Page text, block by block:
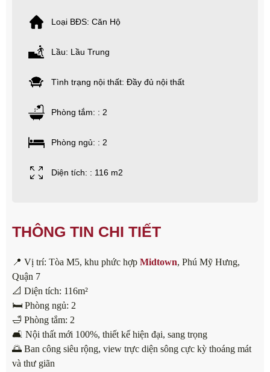
Loại BĐS: Căn Hộ
Lầu: Lầu Trung
Tình trạng nội thất: Đầy đủ nội thất
Phòng tắm: : 2
Phòng ngủ: : 2
Diện tích: : 116 m2
THÔNG TIN CHI TIẾT
📍 Vị trí: Tòa M5, khu phức hợp Midtown, Phú Mỹ Hưng,
Quận 7
📐 Diện tích: 116m²
🛏 Phòng ngủ: 2
🛁 Phòng tắm: 2
🛋 Nội thất mới 100%, thiết kế hiện đại, sang trọng
🌅 Ban công siêu rộng, view trực diện sông cực kỳ thoáng mát
và thư giãn